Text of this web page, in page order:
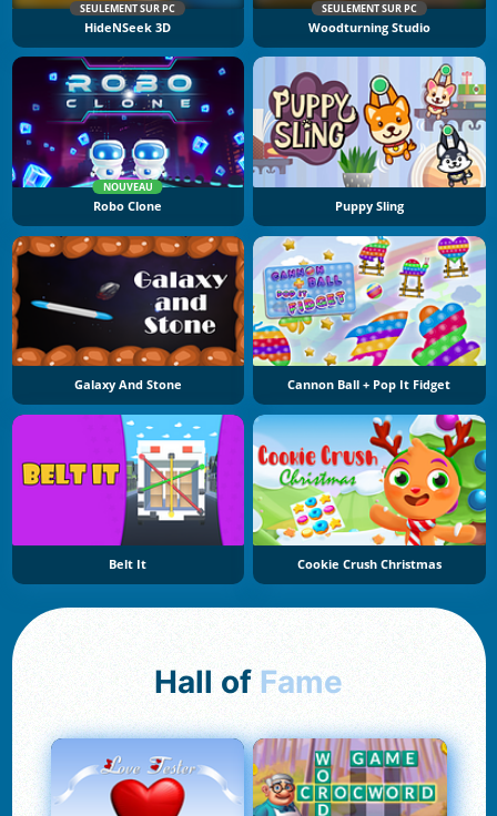
SEULEMENT SUR PC
HideNSeek 3D
SEULEMENT SUR PC
Woodturning Studio
NOUVEAU
Robo Clone Puppy Sling
Galaxy And Stone Cannon Ball + Pop It Fidget
Belt It Cookie Crush Christmas
Hall of Fame